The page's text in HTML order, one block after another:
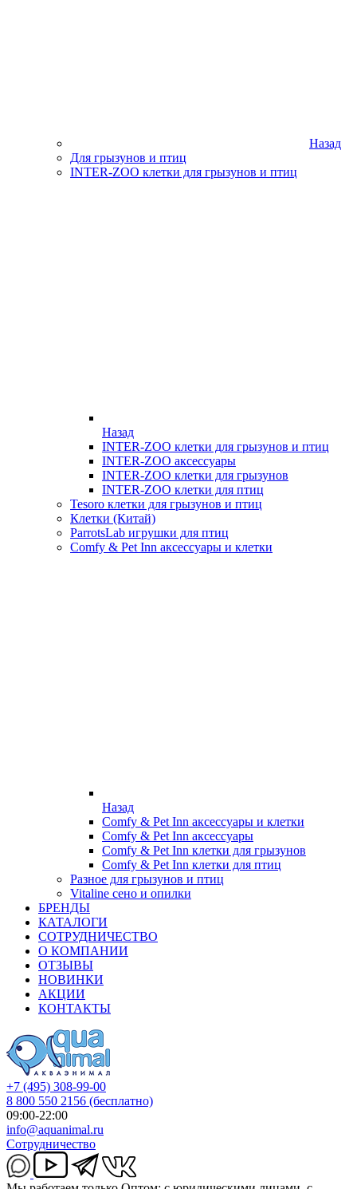
Назад
Для грызунов и птиц
INTER-ZOO клетки для грызунов и птиц
Назад
INTER-ZOO клетки для грызунов и птиц
INTER-ZOO аксессуары
INTER-ZOO клетки для грызунов
INTER-ZOO клетки для птиц
Tesoro клетки для грызунов и птиц
Клетки (Китай)
ParrotsLab игрушки для птиц
Comfy & Pet Inn аксессуары и клетки
Назад
Comfy & Pet Inn аксессуары и клетки
Comfy & Pet Inn аксессуары
Comfy & Pet Inn клетки для грызунов
Comfy & Pet Inn клетки для птиц
Разное для грызунов и птиц
Vitaline сено и опилки
БРЕНДЫ
КАТАЛОГИ
СОТРУДНИЧЕСТВО
О КОМПАНИИ
ОТЗЫВЫ
НОВИНКИ
АКЦИИ
КОНТАКТЫ
+7 (495) 308-99-00
8 800 550 2156 (бесплатно)
09:00-22:00
info@aquanimal.ru
Сотрудничество